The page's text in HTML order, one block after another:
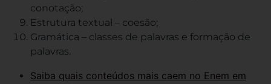
conotação;
Estrutura textual – coesão;
Gramática – classes de palavras e formação de
palavras.
Saiba quais conteúdos mais caem no Enem em